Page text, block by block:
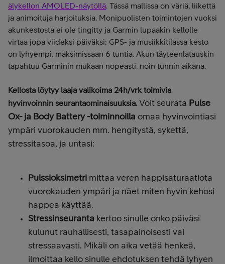
älykellon AMOLED-näytöllä. Tässä mallissa on väriä, liikettä
ja animoituja harjoituksia. Monipuolisten toimintojen vuoksi
akunkestosta ei ole tingitty ja Garmin lupaakin kellolle
virtaa jopa viideksi päiväksi; GPS- ja musiikkitilassa kesto
on lyhyempi, maksimissaan 6 tuntia. Akun täyteenlatauskin
tapahtuu Garminin mukaan nopeasti, noin tunnin aikana.
Kellosta löytyy laaja valikoima 24h/vrk toimivia
hyvinvoinnin seurantaominaisuuksia. Voit seurata Pulse
Ox- ja Body Battery -toiminnoilla omaa hyvinvointiasi
ympäri vuorokauden mm. hengitystä, sykettä,
stressitasoa, ja untasi:
Pulssioksimetri mittaa veren happisaturaatiota
vuorokauden ympäri ja näet miten hyvin kehosi
happea käyttää.
Stressinseuranta kertoo sinulle onko päiväsi
kulunut rauhallisesti, tasapainoisesti vai
stressaavasti. Mikäli on aika vetää henkeä,
ilmoittaa kello sinulle ehdotuksen tehdä lyhyen